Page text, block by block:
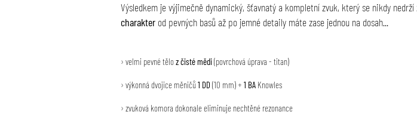
Výsledkem je výjimečně dynamický, šťavnatý a kompletní zvuk, který se nikdy
charakter od pevných basů až po jemné detaily máte zase jednou na dosah...
› velmi pevné těloz čisté mědi(povrchová úprava - titan)
› výkonná dvojice měničů1 DD (10 mm) + 1 BA Knowles
› zvuková komora dokonale eliminuje nechtěné rezonance